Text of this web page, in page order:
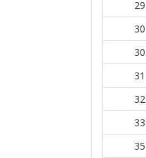
29
30
30
31
32
33
35